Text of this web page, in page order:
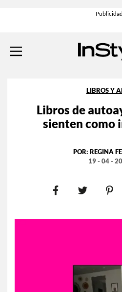
LIBROS Y
Libros de
sienten como
POR: REGINA
19 - 04 -